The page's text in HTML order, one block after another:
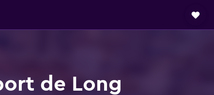
de Long